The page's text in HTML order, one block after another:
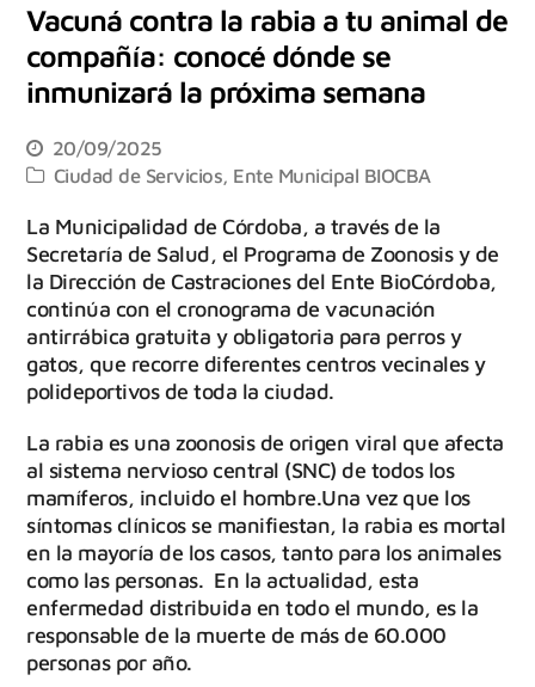
Vacuná contra la rabia a tu animal de
compañía: conocé dónde se
inmunizará la próxima semana
20/09/2025
Ciudad de Servicios Ente Municipal BIOCBA
La Municipalidad de Córdoba, a través de la
Secretaría de Salud, el Programa de Zoonosis y de
la Dirección de Castraciones del Ente BioCórdoba,
continúa con el cronograma de vacunación
antirrábica gratuita y obligatoria para perros y
gatos, que recorre diferentes centros vecinales y
polideportivos de toda la ciudad.
La rabia es una zoonosis de origen viral que afecta
al sistema nervioso central (SNC) de todos los
mamíferos, incluido el hombre.Una vez que los
síntomas clínicos se manifiestan, la rabia es mortal
en la mayoría de los casos, tanto para los animales
como las personas. En la actualidad, esta
enfermedad distribuida en todo el mundo, es la
responsable de la muerte de más de 60.000
personas por año.